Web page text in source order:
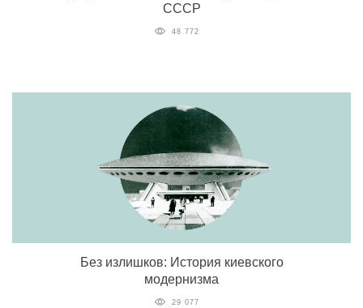
СССР
48 772
Без излишков: История киевского
модернизма
29 077